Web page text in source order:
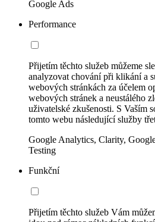
Google Ads
Performance
Přijetím těchto služeb můžeme
analyzovat chování při klikání a
webových stránkách za účelem
webových stránek a neustálého
uživatelské zkušenosti. S Vaším
tomto webu následující služby
Google Analytics, Clarity,
Testing
Funkční
Přijetím těchto služeb Vám